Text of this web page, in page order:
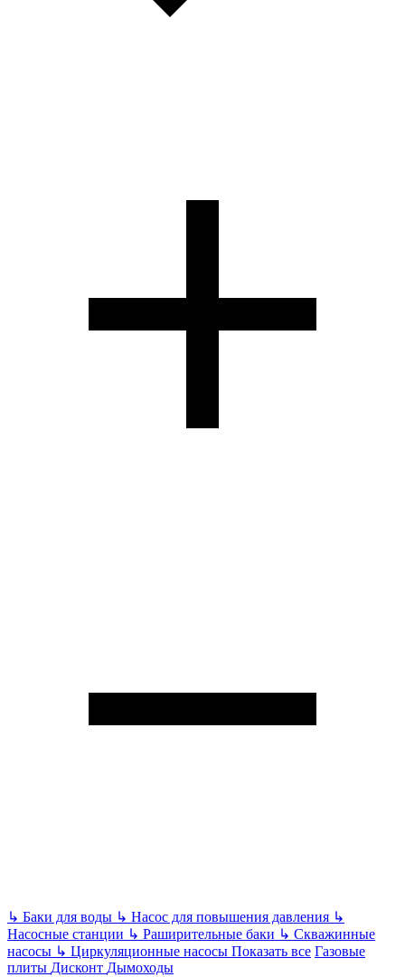
↳ Баки для воды ↳ Насос для повышения давления ↳
Насосные станции ↳ Раширительные баки ↳ Скважинные
насосы ↳ Циркуляционные насосы Показать все Газовые
плиты Дисконт Дымоходы